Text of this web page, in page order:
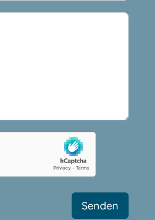
Senden